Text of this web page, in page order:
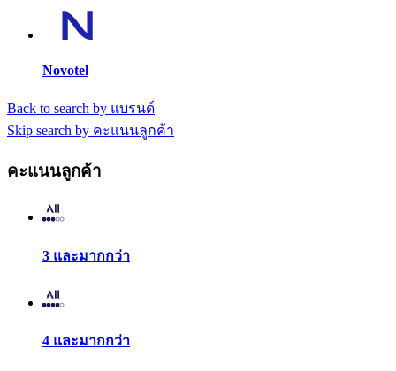
Novotel
Back to search by แบรนด์
Skip search by คะแนนลูกค้า
คะแนนลูกค้า
3 และมากกว่า
4 และมากกว่า